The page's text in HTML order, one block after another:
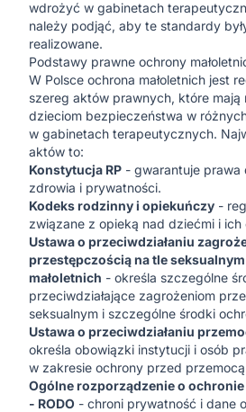
wdrożyć w gabinetach
należy podjąć, aby te standardy
realizowane.
Podstawy prawne ochrony
W Polsce ochrona małoletnich jest
szereg aktów prawnych, które mają
dzieciom bezpieczeństwa w
w gabinetach terapeutycznych.
aktów to:
Konstytucja RP - gwarantuje
zdrowia i prywatności.
Kodeks rodzinny i opiekuńczy -
związane z opieką nad dziećmi i ich
Ustawa o przeciwdziałaniu
przestępczością na tle
małoletnich - określa szczególne
przeciwdziałające zagrożeniom
seksualnym i szczególne środki
Ustawa o przeciwdziałaniu
określa obowiązki instytucji i osób
w zakresie ochrony przed
Ogólne rozporządzenie o
- RODO - chroni prywatność i dane